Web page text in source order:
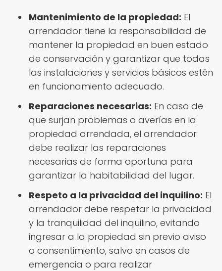
Mantenimiento de la propiedad: El
arrendador tiene la responsabilidad de
mantener la propiedad en buen estado
de conservación y garantizar que todas
las instalaciones y servicios básicos estén
en funcionamiento adecuado.
Reparaciones necesarias: En caso de
que surjan problemas o averías en la
propiedad arrendada, el arrendador
debe realizar las reparaciones
necesarias de forma oportuna para
garantizar la habitabilidad del lugar.
Respeto a la privacidad del inquilino: El
arrendador debe respetar la privacidad
y la tranquilidad del inquilino, evitando
ingresar a la propiedad sin previo aviso
o consentimiento, salvo en casos de
emergencia o para realizar